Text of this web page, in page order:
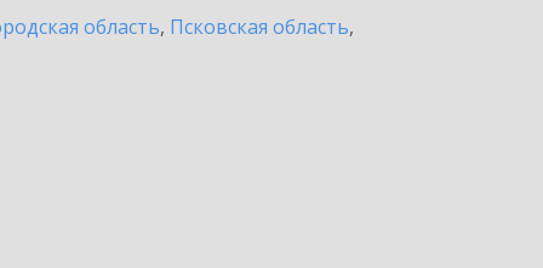
область, Псковская область,